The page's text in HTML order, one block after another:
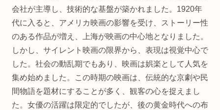
会社が主導し、技術的な基盤が築かれました。1920年
代に入ると、アメリカ映画の影響を受け、ストーリー性
のある作品が増え、上海が映画の中心地となりました。
しかし、サイレント映画の限界から、表現は視覚中心で
した。社会の動乱期でもあり、映画は娯楽として人気を
集め始めました。この時期の映画は、伝統的な京劇や民
間物語を題材にすることが多く、観客の心を捉えまし
た。女優の活躍は限定的でしたが、後の黄金時代への布